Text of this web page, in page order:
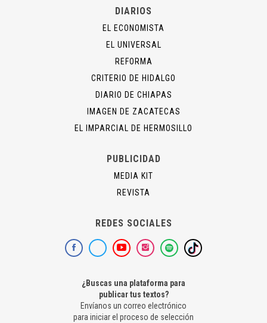
DIARIOS
EL ECONOMISTA
EL UNIVERSAL
REFORMA
CRITERIO DE HIDALGO
DIARIO DE CHIAPAS
IMAGEN DE ZACATECAS
EL IMPARCIAL DE HERMOSILLO
PUBLICIDAD
MEDIA KIT
REVISTA
REDES SOCIALES
¿Buscas una plataforma para
publicar tus textos?
Envíanos un correo electrónico
para iniciar el proceso de selección